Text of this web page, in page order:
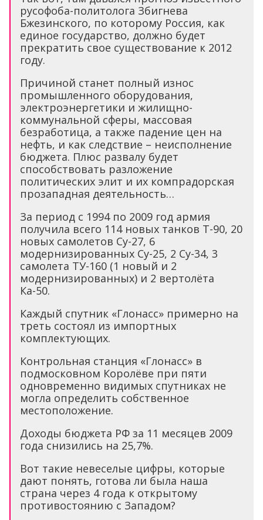
русофоба-политолога Збигнева
Бжезинского, по которому Россия, как
единое государство, должно будет
прекратить свое существование к 2012
году.
Причиной станет полный износ
промышленного оборудования,
электроэнергетики и жилищно-
коммунальной сферы, массовая
безработица, а также падение цен на
нефть, и как следствие – неисполнение
бюджета. Плюс развалу будет
способствовать разложение
политических элит и их компрадорская
прозападная деятельность…
За период с 1994 по 2009 год армия
получила всего 114 новых танков T-90, 20
новых самолетов Су-27, 6
модернизированных Су-25, 2 Су-34, 3
самолета ТУ-160 (1 новый и 2
модернизированных) и 2 вертолёта
Ка-50.
Каждый спутник «Глонасс» примерно на
треть состоял из импортных
комплектующих.
Контрольная станция «Глонасс» в
подмосковном Королёве при пяти
одновременно видимых спутниках не
могла определить собственное
местоположение.
Доходы бюджета РФ за 11 месяцев 2009
года снизились на 25,7%.
Вот такие невеселые цифры, которые
дают понять, готова ли была наша
страна через 4 года к открытому
противостоянию с Западом?